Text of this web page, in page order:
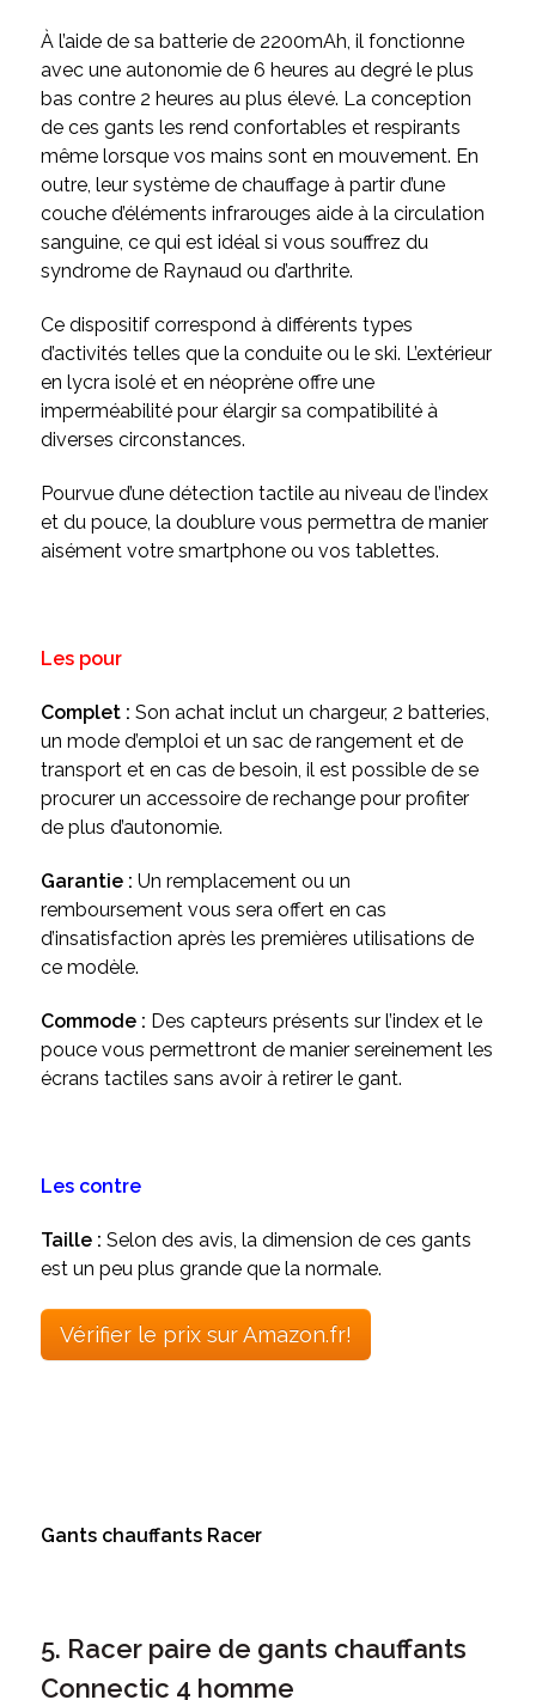
À l’aide de sa batterie de 2200mAh, il fonctionne
avec une autonomie de 6 heures au degré le plus
bas contre 2 heures au plus élevé. La conception
de ces gants les rend confortables et respirants
même lorsque vos mains sont en mouvement. En
outre, leur système de chauffage à partir d’une
couche d’éléments infrarouges aide à la circulation
sanguine, ce qui est idéal si vous souffrez du
syndrome de Raynaud ou d’arthrite.
Ce dispositif correspond à différents types
d’activités telles que la conduite ou le ski. L’extérieur
en lycra isolé et en néoprène offre une
imperméabilité pour élargir sa compatibilité à
diverses circonstances.
Pourvue d’une détection tactile au niveau de l’index
et du pouce, la doublure vous permettra de manier
aisément votre smartphone ou vos tablettes.
Les pour
Complet : Son achat inclut un chargeur, 2 batteries,
un mode d’emploi et un sac de rangement et de
transport et en cas de besoin, il est possible de se
procurer un accessoire de rechange pour profiter
de plus d’autonomie.
Garantie : Un remplacement ou un
remboursement vous sera offert en cas
d’insatisfaction après les premières utilisations de
ce modèle.
Commode : Des capteurs présents sur l’index et le
pouce vous permettront de manier sereinement les
écrans tactiles sans avoir à retirer le gant.
Les contre
Taille : Selon des avis, la dimension de ces gants
est un peu plus grande que la normale.
Vérifier le prix sur Amazon.fr!
Gants chauffants Racer
5. Racer paire de gants chauffants
Connectic 4 homme